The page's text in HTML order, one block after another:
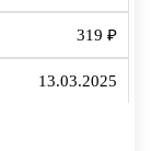
319 ₽
13.03.2025